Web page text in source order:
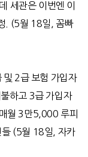
세관은 이번엔 이
. (5월 18일, 꼼빠
및 2급 보험 가입자
하고 3급 가입자
월 3만5,000 루피
들(5월 18일, 자카